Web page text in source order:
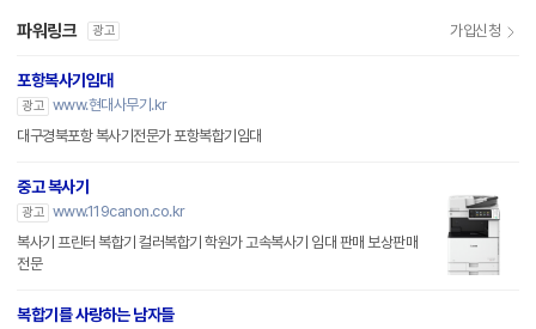
파워링크 광고 가입신청
포항복사기임대
광고 www.현대사무기.kr
대구경북포항 복사기전문가 포항복합기임대
중고 복사기
광고 www.119canon.co.kr
복사기 프린터 복합기 컬러복합기 학원가 고속복사기 임대 판매 보상판매
전문
복합기를 사랑하는 남자들